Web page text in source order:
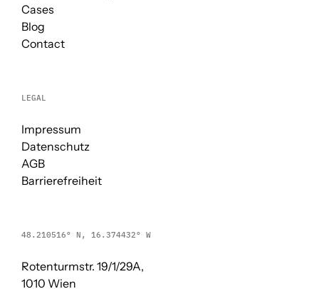
Cases
Blog
Contact
LEGAL
Impressum
Datenschutz
AGB
Barrierefreiheit
48.210516° N, 16.374432° W
Rotenturmstr. 19/1/29A,
1010 Wien